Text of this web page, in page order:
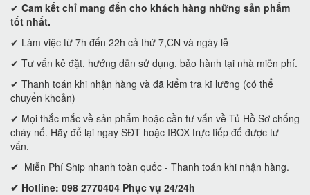
✔ Cam kết chỉ mang đến cho khách hàng những sản phẩm
tốt nhất.
✔ Làm việc từ 7h đến 22h cả thứ 7,CN và ngày lễ
✔ Tư vấn kê đặt, hướng dẫn sử dụng, bảo hành tại nhà miễn phí.
✔ Thanh toán khi nhận hàng và đã kiểm tra kĩ lưỡng (có thể
chuyển khoản)
✔ Mọi thắc mắc về sản phẩm hoặc cần tư vấn về Tủ Hồ Sơ chống
cháy nổ. Hãy để lại ngay SĐT hoặc IBOX trực tiếp để được tư
vấn.
✔ Miễn Phí Ship nhanh toàn quốc - Thanh toán khi nhận hàng.
✔ Hotline: 098 2770404 Phục vụ 24/24h